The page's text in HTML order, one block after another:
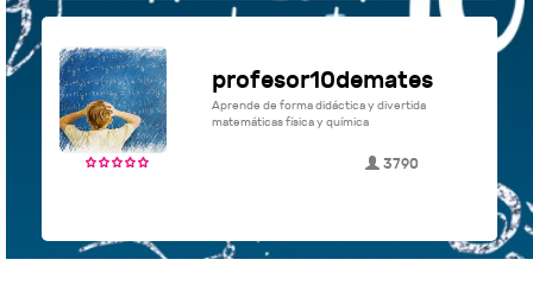
profesor10demates
Aprende de forma didáctica y divertida
matemáticas física y química
3790